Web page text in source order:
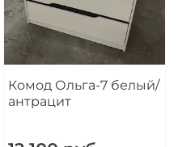
Комод Ольга-7 белый/
антрацит